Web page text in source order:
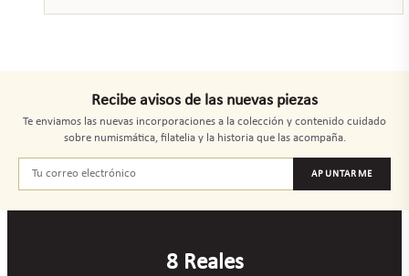
Recibe avisos de las nuevas piezas
Te enviamos las nuevas incorporaciones a la colección y contenido cuidado
sobre numismática, filatelia y la historia que las acompaña.
APUNTARME
8 Reales